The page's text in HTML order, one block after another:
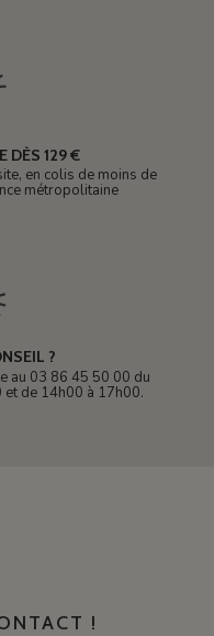
DÈS 129 €
en colis de moins de
métropolitaine
?
au 03 86 45 50 00 du
et de 14h00 à 17h00.
!